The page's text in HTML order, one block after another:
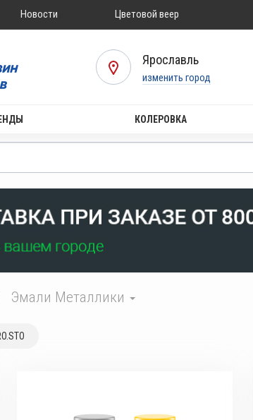
Новости Цветовой веер
Ярославль
изменить город
КОЛЕРОВКА
Эмали Металлики